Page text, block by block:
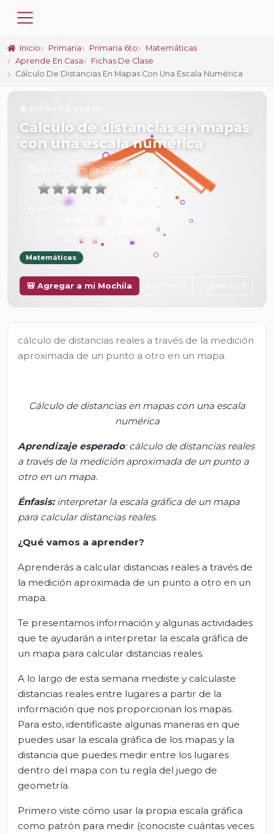
Inicio Primaria Primaria 6to
Matemáticas
Aprende En Casa
Fichas De Clase
Cálculo De Distancias En Mapas Con Una Escala Numérica
Cálculo de distancias en mapas
con una escala numérica
6 de Febrero de 2025 a las 15:57
Promedio:
Número de valoraciones:
Matemáticas
🎒 Agregar a mi Mochila
cálculo de distancias reales a través de la medición
aproximada de un punto a otro en un mapa.
Cálculo de distancias en mapas con una escala
numérica
Aprendizaje esperado:cálculo de distancias reales
a través de la medición aproximada de un punto a
otro en un mapa.
Énfasis: interpretar la escala gráfica de un mapa
para calcular distancias reales.
¿Qué vamos a aprender?
Aprenderás a calcular distancias reales a través de
la medición aproximada de un punto a otro en un
mapa.
Te presentamos información y algunas actividades
que te ayudarán a interpretar la escala gráfica de
un mapa para calcular distancias reales.
A lo largo de esta semana mediste y calculaste
distancias reales entre lugares a partir de la
información que nos proporcionan los mapas.
Para esto, identificaste algunas maneras en que
puedes usar la escala gráfica de los mapas y la
distancia que puedes medir entre los lugares
dentro del mapa con tu regla del juego de
geometría.
Primero viste cómo usar la propia escala gráfica
como patrón para medir (conociste cuántas veces